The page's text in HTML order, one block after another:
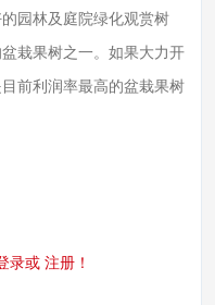
园林及庭院绿化观赏树
栽果树之一。如果大力开
前利润率最高的盆栽果树
录或 注册！